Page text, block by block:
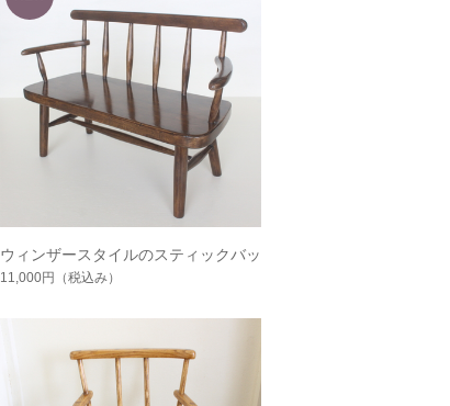
ウィンザースタイルのスティックバッ
クドールベンチ No.2081
11,000円 （税込み）